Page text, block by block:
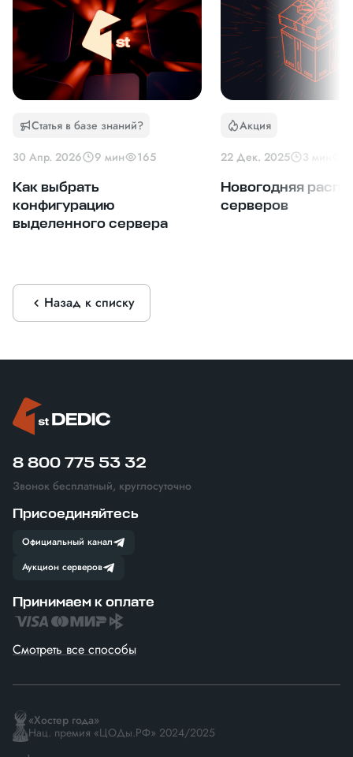
Статья в базе знаний?
30 Апр. 2026
9 мин 165
Как выбрать
конфигурацию
выделенного сервера
Акция
22 Дек. 2025
3 мин
Новогодняя
серверов
Назад к списку
8 800 775 53 32
Звонок бесплатный, круглосуточно
Присоединяйтесь
Официальный канал
Аукцион серверов
Принимаем к оплате
Смотреть все способы
«Хостер года»
Нац. премия «ЦОДы.РФ» 2024/2025